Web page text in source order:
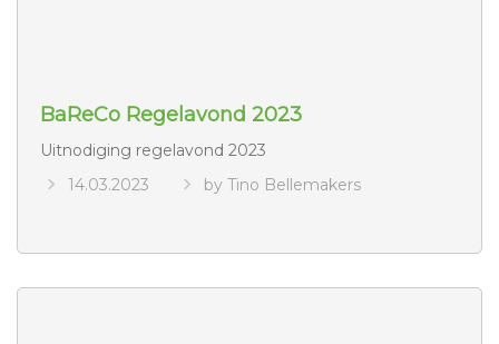
BaReCo Regelavond 2023
Uitnodiging regelavond 2023
14.03.2023
by Tino Bellemakers